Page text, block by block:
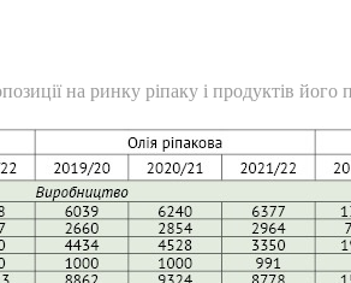
на ринку ріпаку і продуктів його